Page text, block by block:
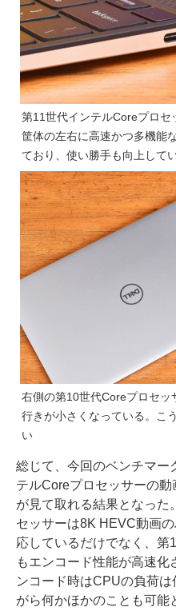
第11世代インテルCoreプロセ
筐体の左右に高速かつ多機能
ており、使い勝手も向上して
右側の第10世代Coreプロセ
行きが小さくなっている。こ
い
総じて、今回のベンチマー
テルCoreプロセッサーの
が見て取れる結果となった
セッサーは8K HEVC動画
応しているだけでなく、第
もエンコード性能が高速
ンコード時はCPUの負荷
がら何かほかのことも可能